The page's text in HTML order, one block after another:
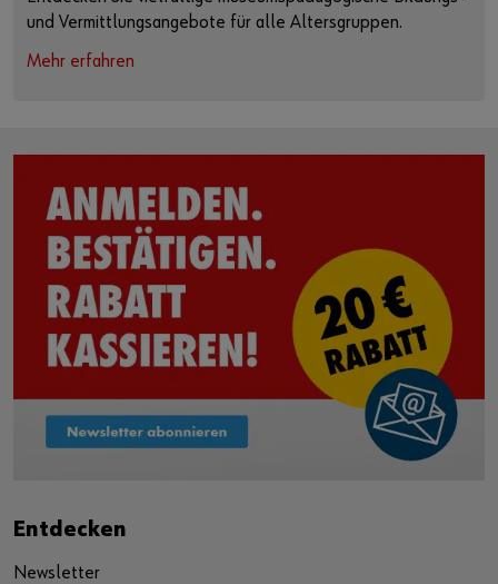
und Vermittlungsangebote für alle Altersgruppen.
Mehr erfahren
Entdecken
Newsletter